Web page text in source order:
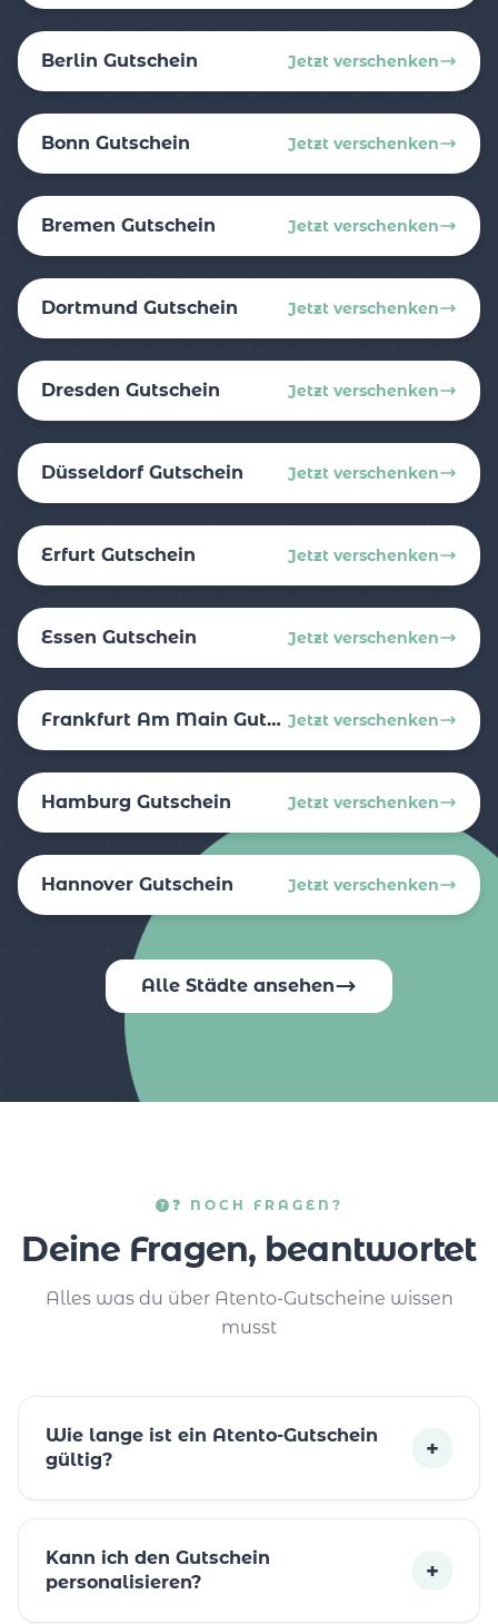
Berlin Gutschein Jetzt verschenken
Bonn Gutschein Jetzt verschenken
Bremen Gutschein Jetzt verschenken
Dortmund Gutschein Jetzt verschenken
Dresden Gutschein Jetzt verschenken
Düsseldorf Gutschein Jetzt verschenken
Erfurt Gutschein Jetzt verschenken
Essen Gutschein Jetzt verschenken
Frankfurt Am Main Gutschein Jetzt verschenken
Hamburg Gutschein Jetzt verschenken
Hannover Gutschein Jetzt verschenken
Alle Städte ansehen
❓ NOCH FRAGEN?
Deine Fragen, beantwortet
Alles was du über Atento-Gutscheine wissen
musst
Wie lange ist ein Atento-Gutschein
gültig?
+
Kann ich den Gutschein
personalisieren?
+